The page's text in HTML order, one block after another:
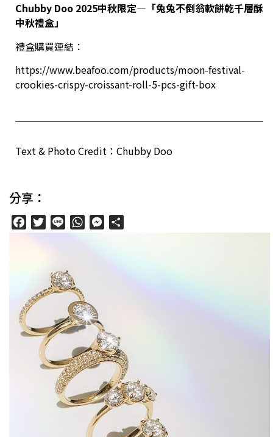
Chubby Doo 2025中秋限定— 「兔兔不倒翁軟餅乾千層酥
中秋禮盒」
禮盒購買連結：
https://www.beafoo.com/products/moon-festival-
crookies-crispy-croissant-roll-5-pcs-gift-box
Text & Photo Credit：Chubby Doo
分享：
FacebookTwitter
Line WhatsAppMessenger